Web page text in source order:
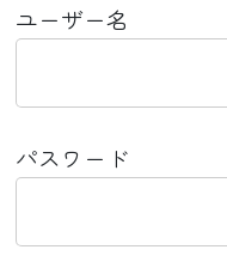
ユーザー名
パスワード